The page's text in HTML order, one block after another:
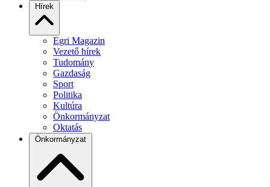
Hírek
Egri Magazin
Vezető hírek
Tudomány
Gazdaság
Sport
Politika
Kultúra
Önkormányzat
Oktatás
Önkormányzat